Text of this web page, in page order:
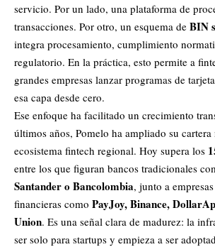
servicio. Por un lado, una plataforma de
transacciones. Por otro, un esquema de BIN
integra procesamiento, cumplimiento
regulatorio. En la práctica, esto permite a
grandes empresas lanzar programas de
esa capa desde cero.
Ese enfoque ha facilitado un crecimiento
últimos años, Pomelo ha ampliado su cartera
ecosistema fintech regional. Hoy supera los
entre los que figuran bancos tradicionales
Santander o Bancolombia, junto a
financieras como PayJoy, Binance,
Union. Es una señal clara de madurez: la
ser solo para startups y empieza a ser